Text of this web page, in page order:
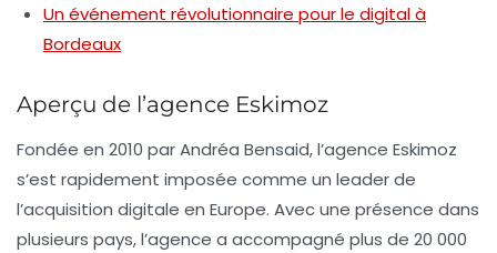
Un événement révolutionnaire pour le digital à
Bordeaux
Aperçu de l’agence Eskimoz
Fondée en 2010 par Andréa Bensaid, l’agence Eskimoz
s’est rapidement imposée comme un leader de
l’acquisition digitale en Europe. Avec une présence dans
plusieurs pays, l’agence a accompagné plus de 20 000